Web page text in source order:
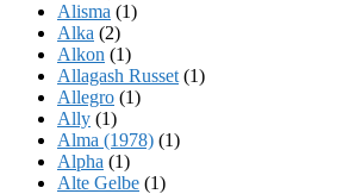
Alisma (1)
Alka (2)
Alkon (1)
Allagash Russet (1)
Allegro (1)
Ally (1)
Alma (1978) (1)
Alpha (1)
Alte Gelbe (1)